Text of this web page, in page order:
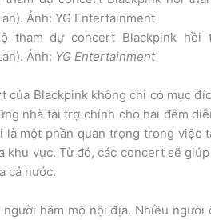
tham dự concert Blackpink
Ảnh: YG Entertainment
của Blackpink không chỉ có mục
nhà tài trợ chính cho hai đêm
là một phần quan trọng trong việc
khu vực. Từ đó, các concert sẽ
cả nước.
hâm mộ nội địa. Nhiều người